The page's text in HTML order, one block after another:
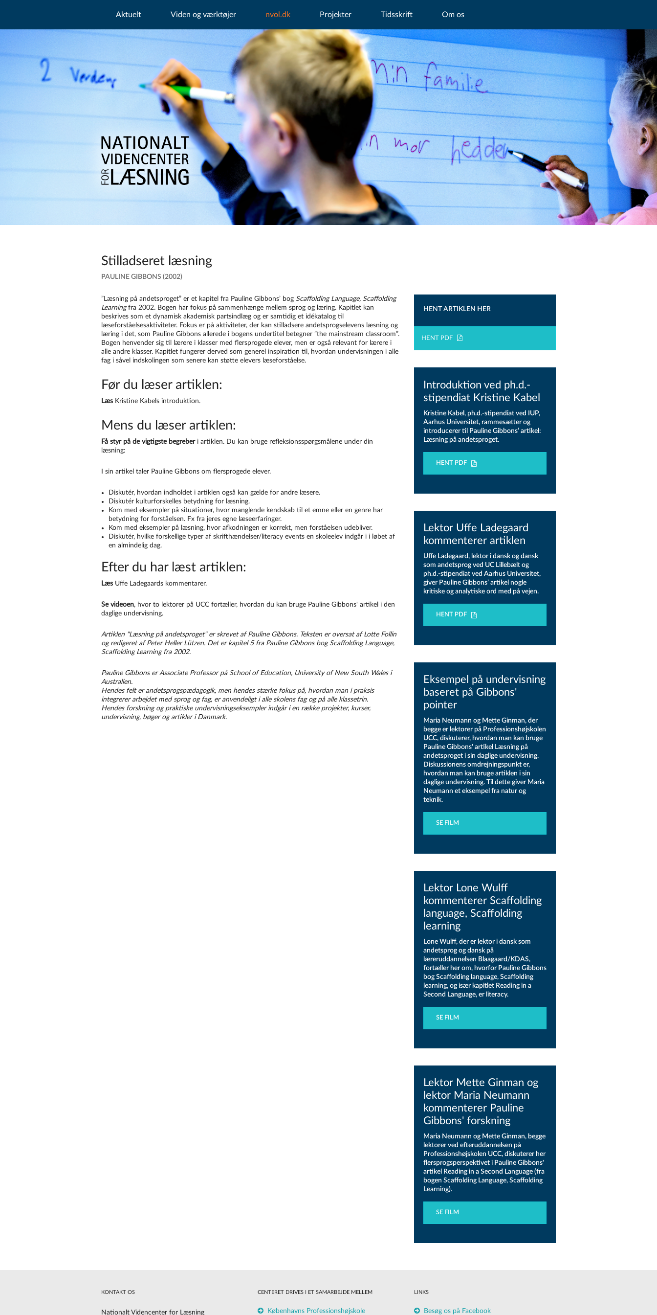
Aktuelt Viden og værktøjer nvol.dk Projekter Tidsskrift Om os
Stilladseret læsning
PAULINE GIBBONS (2002)
”Læsning på andetsproget” er et kapitel fra Pauline Gibbons’ bog Scaffolding Language, Scaffolding
Learningfra 2002. Bogen har fokus på sammenhænge mellem sprog og læring. Kapitlet kan
beskrives som et dynamisk akademisk partsindlæg og er samtidig et idékatalog til
læseforståelsesaktiviteter. Fokus er på aktiviteter, der kan stilladsere andetsprogselevens læsning og
læring i det, som Pauline Gibbons allerede i bogens undertitel betegner ”the mainstream classroom”.
Bogen henvender sig til lærere i klasser med flersprogede elever, men er også relevant for lærere i
alle andre klasser. Kapitlet fungerer derved som generel inspiration til, hvordan undervisningen i alle
fag i såvel indskolingen som senere kan støtte elevers læseforståelse.
Før du læser artiklen:
Læs Kristine Kabels introduktion.
Mens du læser artiklen:
Få styr på de vigtigste begreberi artiklen. Du kan bruge refleksionsspørgsmålene under din
læsning:
I sin artikel taler Pauline Gibbons om flersprogede elever.
Diskutér, hvordan indholdet i artiklen også kan gælde for andre læsere.
Diskutér kulturforskelles betydning for læsning.
Kom med eksempler på situationer, hvor manglende kendskab til et emne eller en genre har
betydning for forståelsen. Fx fra jeres egne læseerfaringer.
Kom med eksempler på læsning, hvor afkodningen er korrekt, men forståelsen udebliver.
Diskutér, hvilke forskellige typer af skrifthændelser/literacy events en skoleelev indgår i i løbet af
en almindelig dag.
Efter du har læst artiklen:
Læs Uffe Ladegaards kommentarer.
Se videoen, hvor to lektorer på UCC fortæller, hvordan du kan bruge Pauline Gibbons' artikel i den
daglige undervisning.
Artiklen "Læsning på andetsproget" er skrevet af Pauline Gibbons. Teksten er oversat af Lotte Follin
og redigeret af Peter Heller Lützen. Det er kapitel 5 fra Pauline Gibbons bog Scaffolding Language,
Scaffolding Learning fra 2002.
Pauline Gibbons er Associate Professor på School of Education, University of New South Wales i
Australien.
Hendes felt er andetsprogspædagogik, men hendes stærke fokus på, hvordan man i praksis
integrerer arbejdet med sprog og fag, er anvendeligt i alle skolens fag og på alle klassetrin.
Hendes forskning og praktiske undervisningseksempler indgår i en række projekter, kurser,
undervisning, bøger og artikler i Danmark.
HENT ARTIKLEN HER
HENT PDF
Introduktion ved ph.d.-
stipendiat Kristine Kabel
Kristine Kabel, ph.d.-stipendiat ved IUP,
Aarhus Universitet, rammesætter og
introducerer til Pauline Gibbons’ artikel:
Læsning på andetsproget.
HENT PDF
Lektor Uffe Ladegaard
kommenterer artiklen
Uffe Ladegaard, lektor i dansk og dansk
som andetsprog ved UC Lillebælt og
ph.d.-stipendiat ved Aarhus Universitet,
giver Pauline Gibbons’ artikel nogle
kritiske og analytiske ord med på vejen.
HENT PDF
Eksempel på undervisning
baseret på Gibbons'
pointer
Maria Neumann og Mette Ginman, der
begge er lektorer på Professionshøjskolen
UCC, diskuterer, hvordan man kan bruge
Pauline Gibbons' artikel Læsning på
andetsproget i sin daglige undervisning.
Diskussionens omdrejningspunkt er,
hvordan man kan bruge artiklen i sin
daglige undervisning. Til dette giver Maria
Neumann et eksempel fra natur og
teknik.
SE FILM
Lektor Lone Wulff
kommenterer Scaffolding
language, Scaffolding
learning
Lone Wulff, der er lektor i dansk som
andetsprog og dansk på
læreruddannelsen Blaagaard/KDAS,
fortæller her om, hvorfor Pauline Gibbons
bog Scaffolding language, Scaffolding
learning, og især kapitlet Reading in a
Second Language, er literacy.
SE FILM
Lektor Mette Ginman og
lektor Maria Neumann
kommenterer Pauline
Gibbons' forskning
Maria Neumann og Mette Ginman, begge
lektorer ved efteruddannelsen på
Professionshøjskolen UCC, diskuterer her
flersprogsperspektivet i Pauline Gibbons'
artikel Reading in a Second Language (fra
bogen Scaffolding Language, Scaffolding
Learning).
SE FILM
KONTAKT OS
Nationalt Videncenter for Læsning
CENTERET DRIVES I ET SAMARBEJDE MELLEM
Københavns Professionshøjskole
LINKS
Besøg os på Facebook